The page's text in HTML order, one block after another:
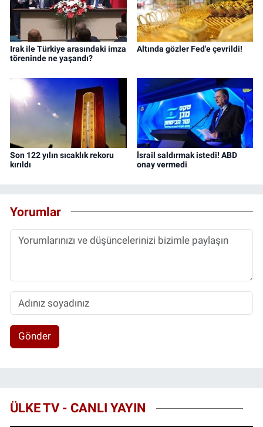
Irak ile Türkiye arasındaki imza
töreninde ne yaşandı?
Altında gözler Fed'e çevrildi!
Son 122 yılın sıcaklık rekoru
kırıldı
İsrail saldırmak istedi! ABD
onay vermedi
Yorumlar
Gönder
ÜLKE TV - CANLI YAYIN